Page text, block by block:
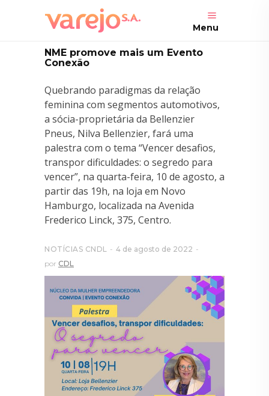
Menu
NME promove mais um Evento
Conexão
Quebrando paradigmas da relação
feminina com segmentos automotivos,
a sócia-proprietária da Bellenzier
Pneus, Nilva Bellenzier, fará uma
palestra com o tema “Vencer desafios,
transpor dificuldades: o segredo para
vencer”, na quarta-feira, 10 de agosto, a
partir das 19h, na loja em Novo
Hamburgo, localizada na Avenida
Frederico Linck, 375, Centro.
NOTÍCIAS CNDL
4 de agosto de 2022
por CDL